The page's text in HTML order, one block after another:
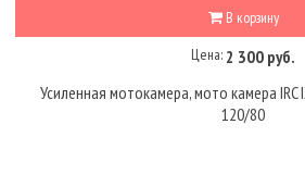
В корзину
Цена: 2 300 руб.
Усиленная мотокамера, мото камера IRC
120/80